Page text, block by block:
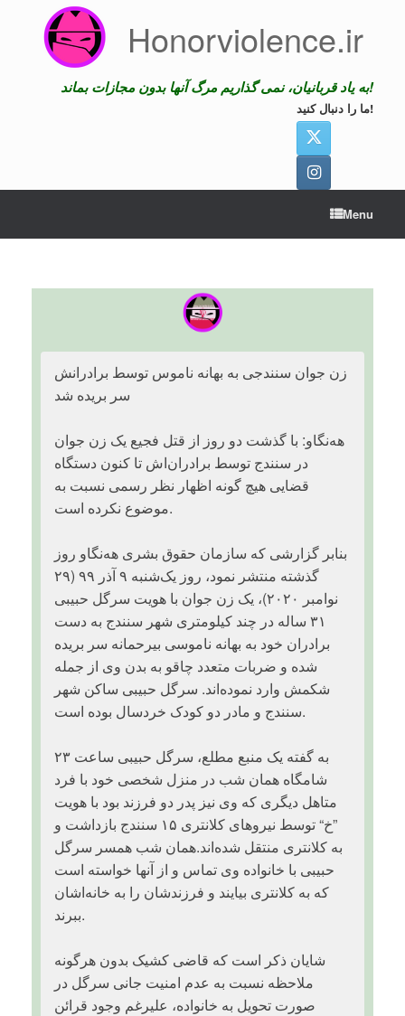
Honorviolence.ir
به یاد قربانیان، نمی گذاریم مرگ آنها بدون مجازات بماند!
ما را دنبال کنید!
Menu
زن جوان سنندجی به بهانه ناموس توسط برادرانش
سر بریده شد
هه‌نگاو: با گذشت دو روز از قتل فجیع یک زن جوان
در سنندج توسط برادران‌اش تا کنون دستگاه
قضایی هیچ گونه اظهار نظر رسمی نسبت به
موضوع نکرده است.
بنابر گزارشی که سازمان حقوق بشری هه‌نگاو روز
گذشته منتشر نمود، روز یک‌شنبه ۹ آذر ۹۹ (۲۹
نوامبر ۲۰۲۰)، یک زن جوان با هویت سرگل حبیبی
۳۱ ساله در چند کیلومتری شهر سنندج به دست
برادران خود به بهانه ناموسی بیرحمانه سر بریده
شده و ضربات متعدد چاقو به بدن وی از جمله
شکمش وارد نموده‌اند. سرگل حبیبی ساکن شهر
سنندج و مادر دو کودک خردسال بوده است.
به گفته یک منبع مطلع، سرگل حبیبی ساعت ۲۳
شامگاه همان شب در منزل شخصی خود با فرد
متاهل دیگری که وی نیز پدر دو فرزند بود با هویت
”خ“ توسط نیروهای کلانتری ۱۵ سنندج بازداشت و
به کلانتری منتقل شده‌اند.همان شب همسر سرگل
حبیبی با خانواده وی تماس و از آنها خواسته است
که به کلانتری بیایند و فرزندشان را به خانه‌اشان
ببرند.
شایان ذکر است که قاضی کشیک بدون هرگونه
ملاحظه نسبت به عدم امنیت جانی سرگل در
صورت تحویل به خانواده، علیرغم وجود قرائن